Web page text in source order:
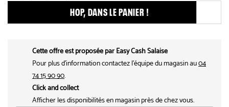
HOP, DANS LE PANIER !
Cette offre est proposée par Easy Cash Salaise
Pour plus d'information contactez l'équipe du magasin au04
74 15 90 90.
Click and collect
Afficher les disponibilités en magasin près de chez vous.